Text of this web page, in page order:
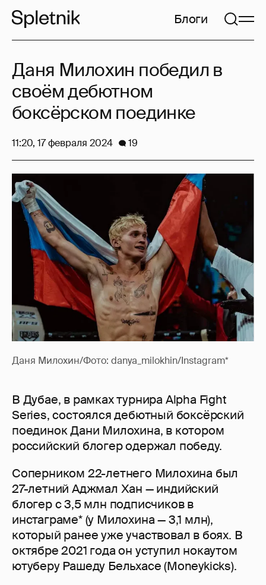
Блоги
Даня Милохин/Фото: danya_milokhin/Instagram*
В Дубае, в рамках турнира Alpha Fight
Series, состоялся дебютный боксёрский
поединок Дани Милохина, в котором
российский блогер одержал победу.
Соперником 22-летнего Милохина был
27-летний Аджмал Хан — индийский
блогер с 3,5 млн подписчиков в
инстаграме* (у Милохина — 3,1 млн),
который ранее уже участвовал в боях. В
октябре 2021 года он уступил нокаутом
ютуберу Рашеду Бельхасе (Moneykicks).
Даня Милохин победил в
своём дебютном
боксёрском поединке
11:20, 17 февраля 2024 19